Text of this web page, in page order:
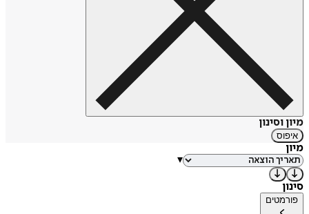
מיון וסינון
איפוס
מיון
▾
סינון
פורמטים